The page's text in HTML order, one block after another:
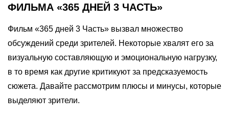
ФИЛЬМА «365 ДНЕЙ 3 ЧАСТЬ»
Фильм «365 дней 3 Часть» вызвал множество
обсуждений среди зрителей. Некоторые хвалят его за
визуальную составляющую и эмоциональную нагрузку,
в то время как другие критикуют за предсказуемость
сюжета. Давайте рассмотрим плюсы и минусы, которые
выделяют зрители.